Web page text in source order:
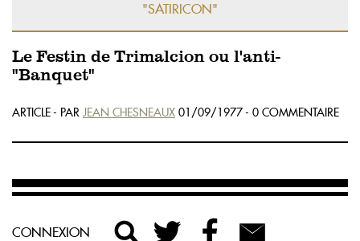
"SATIRICON"
Le Festin de Trimalcion ou l'anti-
"Banquet"
ARTICLE - PAR JEAN CHESNEAUX 01/09/1977 - 0 COMMENTAIRE
CONNEXION